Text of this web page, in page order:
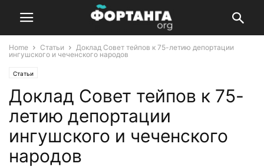
Home Статьи
Доклад Совет тейпов к 75-летию депортации
ингушского и чеченского народов
Статьи
Доклад Совет тейпов к 75-
летию депортации
ингушского и чеченского
народов